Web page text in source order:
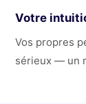
Votre
Vos propres
sérieux — un